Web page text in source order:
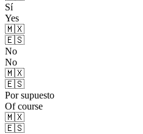
Sí
Yes
🇲🇽
🇪🇸
No
No
🇲🇽
🇪🇸
Por supuesto
Of course
🇲🇽
🇪🇸